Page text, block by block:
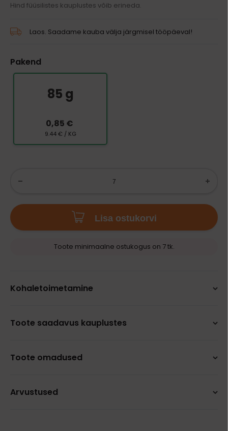
Hind füüsilistes kauplustes võib erineda.
Laos. Saadame kauba välja järgmisel tööpäeval!
Pakend
85 g
0,85 €
9.44 € / KG
Lisa ostukorvi
Toote minimaalne ostukogus on 7 tk.
Kohaletoimetamine
Toote saadavus kauplustes
Toote omadused
Arvustused